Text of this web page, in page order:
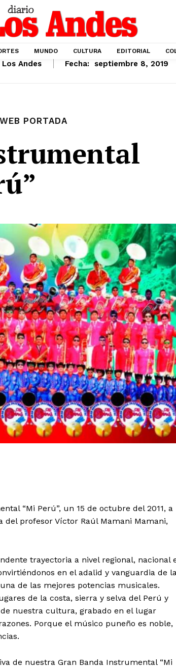
MUNDO CULTURA EDITORIAL
Andes Fecha: septiembre 8, 2019
WEB PORTADA
“Mi Perú”, un 15 de octubre del 2011, a
del profesor Víctor Raúl Mamani Mamani,
trayectoria a nivel regional, nacional
en el adalid y vanguardia de
de las mejores potencias musicales.
de la costa, sierra y selva del Perú y
nuestra cultura, grabado en el lugar
Porque el músico puneño es noble,
de nuestra Gran Banda Instrumental “Mi